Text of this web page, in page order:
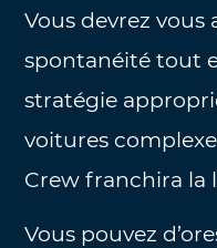
Vous devrez
spontanéité tout
stratégie
voitures
Crew franchira la
Vous pouvez